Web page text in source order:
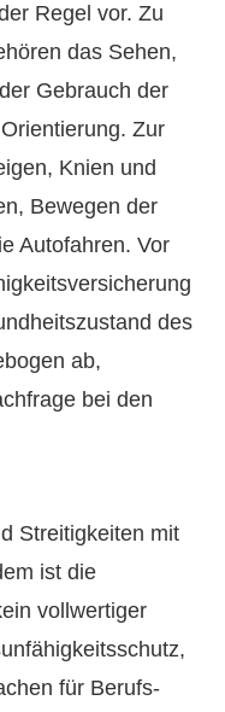
Regel vor. Zu
das Sehen,
Gebrauch der
Zur
Knien und
Bewegen der
Autofahren. Vor
des
ab,
bei den
Streitigkeiten mit
ist die
vollwertiger
für Berufs­